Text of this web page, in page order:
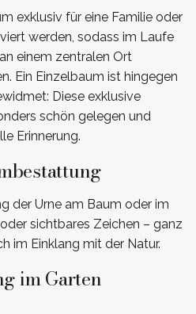
exklusiv für eine Familie oder
werden, sodass im Laufe
einem zentralen Ort
Ein Einzelbaum ist hingegen
Diese exklusive
schön gelegen und
Erinnerung.
der Urne am Baum oder im
sichtbares Zeichen – ganz
im Einklang mit der Natur.
im Garten